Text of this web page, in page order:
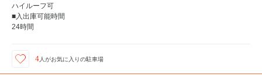
ハイルーフ可
■入出庫可能時間
24時間
4 人がお気に入りの駐車場